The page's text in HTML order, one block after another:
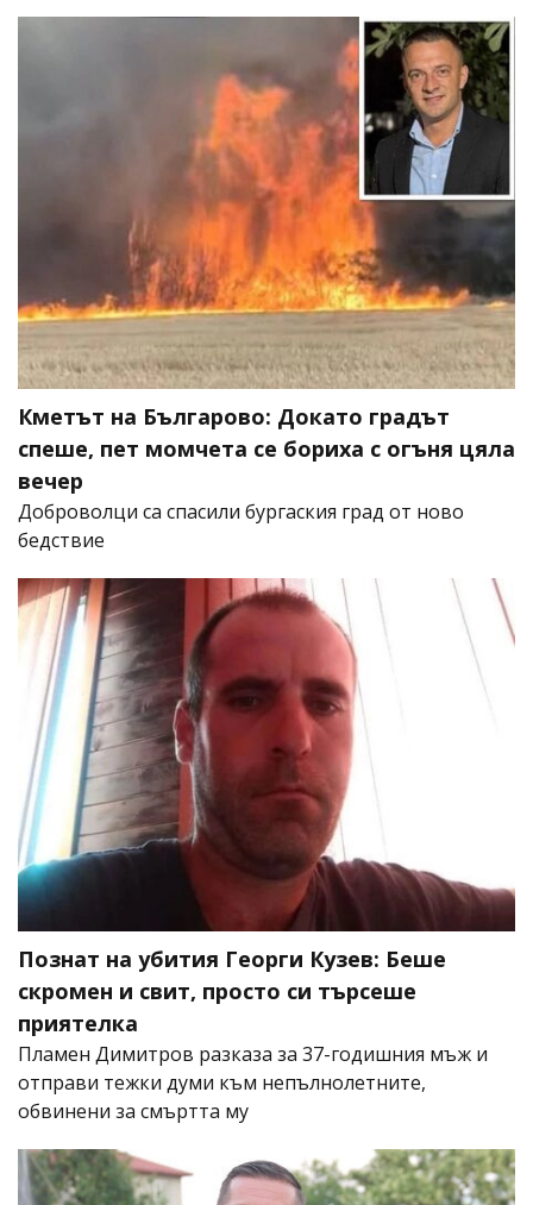
Кметът на Българово: Докато градът
спеше, пет момчета се бориха с огъня цяла
вечер
Доброволци са спасили бургаския град от ново
бедствие
Познат на убития Георги Кузев: Беше
скромен и свит, просто си търсеше
приятелка
Пламен Димитров разказа за 37-годишния мъж и
отправи тежки думи към непълнолетните,
обвинени за смъртта му